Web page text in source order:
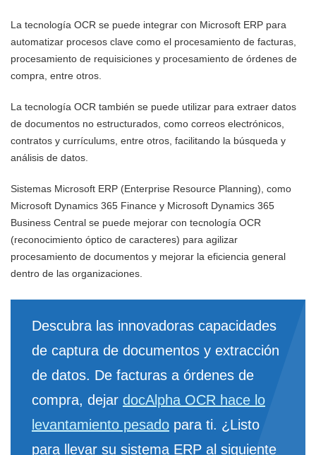
La tecnología OCR se puede integrar con Microsoft ERP para
automatizar procesos clave como el procesamiento de facturas,
procesamiento de requisiciones y procesamiento de órdenes de
compra, entre otros.
La tecnología OCR también se puede utilizar para extraer datos
de documentos no estructurados, como correos electrónicos,
contratos y currículums, entre otros, facilitando la búsqueda y
análisis de datos.
Sistemas Microsoft ERP (Enterprise Resource Planning), como
Microsoft Dynamics 365 Finance y Microsoft Dynamics 365
Business Central se puede mejorar con tecnología OCR
(reconocimiento óptico de caracteres) para agilizar
procesamiento de documentos y mejorar la eficiencia general
dentro de las organizaciones.
Descubra las innovadoras capacidades
de captura de documentos y extracción
de datos. De facturas a órdenes de
compra, dejar docAlpha OCR hace lo
levantamiento pesado para ti. ¿Listo
para llevar su sistema ERP al siguiente